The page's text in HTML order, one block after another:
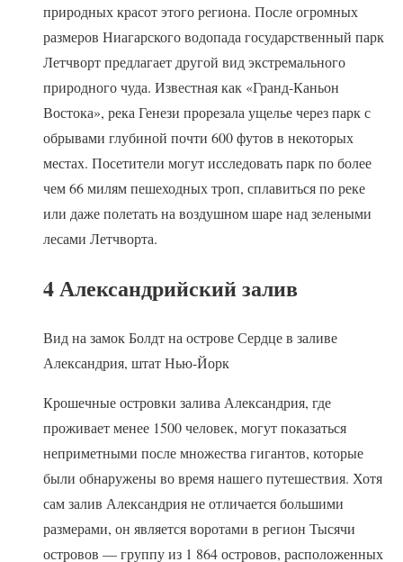
природных красот этого региона. После огромных
размеров Ниагарского водопада государственный парк
Летчворт предлагает другой вид экстремального
природного чуда. Известная как «Гранд-Каньон
Востока», река Генези прорезала ущелье через парк с
обрывами глубиной почти 600 футов в некоторых
местах. Посетители могут исследовать парк по более
чем 66 милям пешеходных троп, сплавиться по реке
или даже полетать на воздушном шаре над зелеными
лесами Летчворта.
4 Александрийский залив
Вид на замок Болдт на острове Сердце в заливе
Александрия, штат Нью-Йорк
Крошечные островки залива Александрия, где
проживает менее 1500 человек, могут показаться
неприметными после множества гигантов, которые
были обнаружены во время нашего путешествия. Хотя
сам залив Александрия не отличается большими
размерами, он является воротами в регион Тысячи
островов — группу из 1 864 островов, расположенных